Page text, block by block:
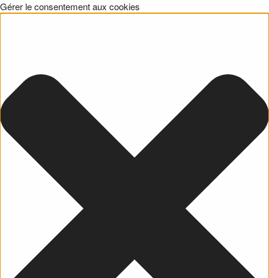
Gérer le consentement aux cookies